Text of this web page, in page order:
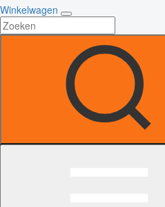
Winkelwagen